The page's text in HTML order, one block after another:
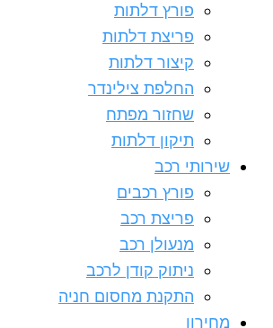
פורץ דלתות
פריצת דלתות
קיצור דלתות
החלפת צילינדר
שחזור מפתח
תיקון דלתות
שירותי רכב
פורץ רכבים
פריצת רכב
מנעולן רכב
ניתוק קודן לרכב
התקנת מחסום חניה
מחירון